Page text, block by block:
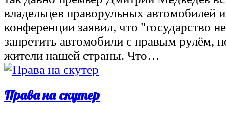
владельцев праворульных автомобилей
конференции заявил, что "государство
запретить автомобили с правым рулём,
жители нашей страны. Что…
Права на скутер